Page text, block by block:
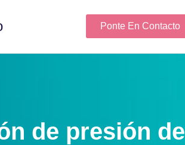
Ponte En Contacto
de presión de